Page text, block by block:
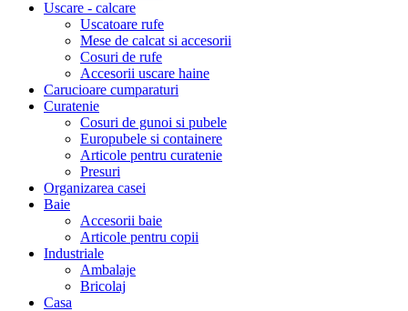
Uscare - calcare
Uscatoare rufe
Mese de calcat si accesorii
Cosuri de rufe
Accesorii uscare haine
Carucioare cumparaturi
Curatenie
Cosuri de gunoi si pubele
Europubele si containere
Articole pentru curatenie
Presuri
Organizarea casei
Baie
Accesorii baie
Articole pentru copii
Industriale
Ambalaje
Bricolaj
Casa